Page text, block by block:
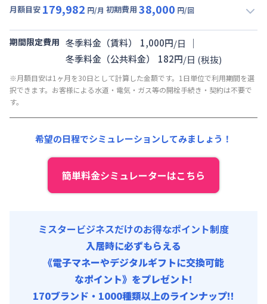
光熱費他 : 24,545円/月 (税抜)
初期費用
入居者携行品補償 : 1,000円/回
月額目安 179,982 円/月 初期費用 38,000 円/回
月額賃料目安(30日利用)
139,080円/月 (4,636円/日) (税抜)
光熱費他 :
24,540円/月 (818円/日) (税抜)
清掃料他 : 33,636円/回 (税抜)
初期費用
入居者携行品補償 : 1,000円/回
期間限定費用 冬季料金（賃料） 1,000円/日 ｜
冬季料金（公共料金） 182円/日 (税抜)
※月額目安は1ヶ月を30日として計算した金額です。1日単位で利用期間を選
択できます。お客様による水道・電気・ガス等の開栓手続き・契約は不要で
す。
希望の日程でシミュレーションしてみましょう！
簡単料金シミュレーターはこちら
ミスタービジネスだけのお得なポイント制度
入居時に必ずもらえる
《電子マネーやデジタルギフトに交換可能
なポイント》をプレゼント!
170ブランド・1000種類以上のラインナップ!!